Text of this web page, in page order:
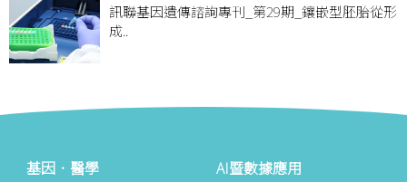
訊聯基因遺傳諮詢專刊_第29期_鑲嵌型胚胎從形
成..
基因．醫學 AI暨數據應用